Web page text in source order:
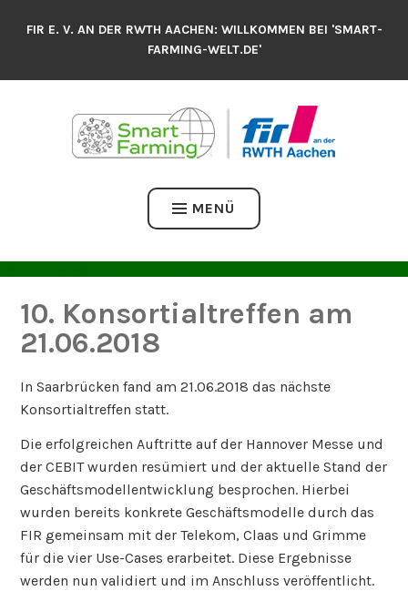
InhaltFIR E. V. AN DER RWTH AACHEN: WILLKOMMEN BEI 'SMART-
FARMING-WELT.DE'
MENÜ
10. Konsortialtreffen am
21.06.2018
In Saarbrücken fand am 21.06.2018 das nächste
Konsortialtreffen statt.
Die erfolgreichen Auftritte auf der Hannover Messe und
der CEBIT wurden resümiert und der aktuelle Stand der
Geschäftsmodellentwicklung besprochen. Hierbei
wurden bereits konkrete Geschäftsmodelle durch das
FIR gemeinsam mit der Telekom, Claas und Grimme
für die vier Use-Cases erarbeitet. Diese Ergebnisse
werden nun validiert und im Anschluss veröffentlicht.